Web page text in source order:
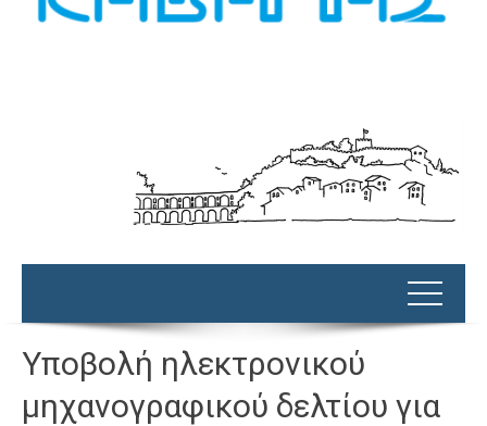
Υποβολή ηλεκτρονικού
μηχανογραφικού δελτίου για